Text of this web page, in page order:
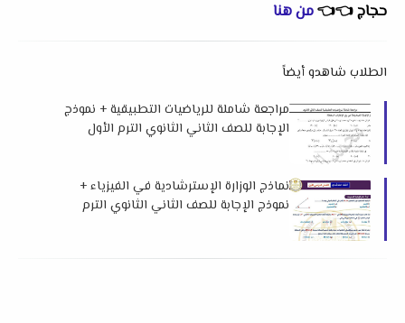
حجاج👈
👈من هنا
الطلاب شاهدو أيضاً
مراجعة شاملة للرياضيات التطبيقية + نموذج
الإجابة للصف الثاني الثانوي الترم الأول
نماذج الوزارة الإسترشادية في الفيزياء +
نموذج الإجابة للصف الثاني الثانوي الترم